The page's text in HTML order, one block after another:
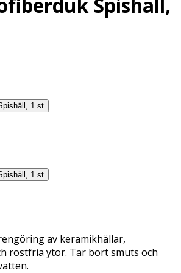
1 st
1 st
av keramikhällar,
rostfria ytor. Tar bort smuts och